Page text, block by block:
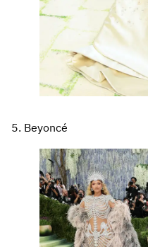
5. Beyoncé